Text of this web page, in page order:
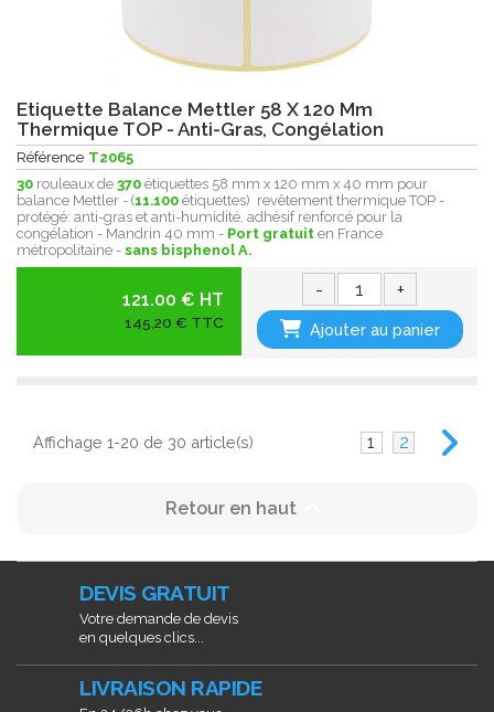
Etiquette Balance Mettler 58 X 120 Mm
Thermique TOP - Anti-Gras, Congélation
Référence T2065
30 rouleaux de 370 étiquettes 58 mm x 120 mm x 40 mm pour
balance Mettler - (11.100 étiquettes) revêtement thermique TOP -
protégé: anti-gras et anti-humidité , adhésif renforcé pour la
congélation - Mandrin 40 mm - Port gratuit en France
métropolitaine - sans bisphenol A.
121.00 € HT
145,20 € TTC
- +
Ajouter au panier
Affichage 1-20 de 30 article(s) 1 2
Retour en haut
DEVIS GRATUIT
Votre demande de devis
en quelques clics...
LIVRAISON RAPIDE